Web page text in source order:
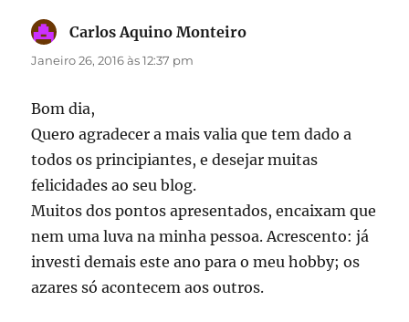
Carlos Aquino Monteiro
Janeiro 26, 2016 às 12:37 pm
Bom dia,
Quero agradecer a mais valia que tem dado a
todos os principiantes, e desejar muitas
felicidades ao seu blog.
Muitos dos pontos apresentados, encaixam que
nem uma luva na minha pessoa. Acrescento: já
investi demais este ano para o meu hobby; os
azares só acontecem aos outros.